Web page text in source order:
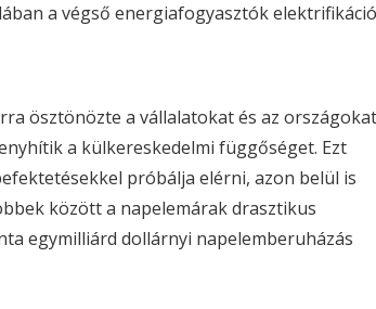
a végső energiafogyasztók
ösztönözte a vállalatokat és az
a külkereskedelmi függőséget. Ezt
próbálja elérni, azon belül is
között a napelemárak drasztikus
egymilliárd dollárnyi napelemberuházás